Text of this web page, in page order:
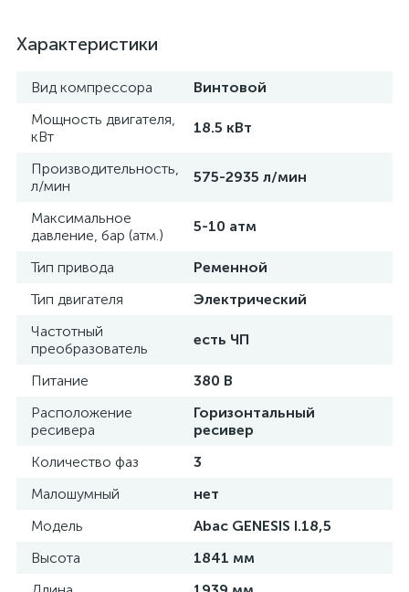
Характеристики
Вид компрессора
Винтовой
Мощность двигателя,
кВт
18.5 кВт
Производительность,
л/мин
575-2935 л/мин
Максимальное
давление, бар (атм.)
5-10 атм
Тип привода
Ременной
Тип двигателя
Электрический
Частотный
преобразователь
есть ЧП
Питание
380 В
Расположение
ресивера
Горизонтальный
ресивер
Количество фаз
3
Малошумный
нет
Модель
Abac GENESIS I.18,5
Высота
1841 мм